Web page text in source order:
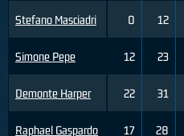
Stefano Masciadri
Simone Pepe
Demonte Harper
Raphael Gaspardo
0 12
12 23
22 31
17 28